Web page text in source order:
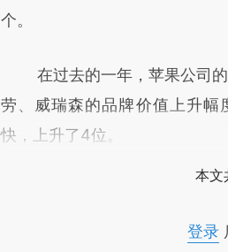
个。
在过去的一年，苹果公司的
劳、威瑞森的品牌价值上升幅
快，上升了4位。
本文
登录